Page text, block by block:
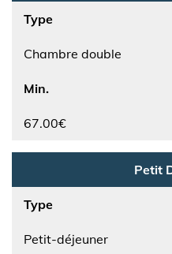
Type
Chambre double
Min.
67.00€
Petit
Type
Petit-déjeuner